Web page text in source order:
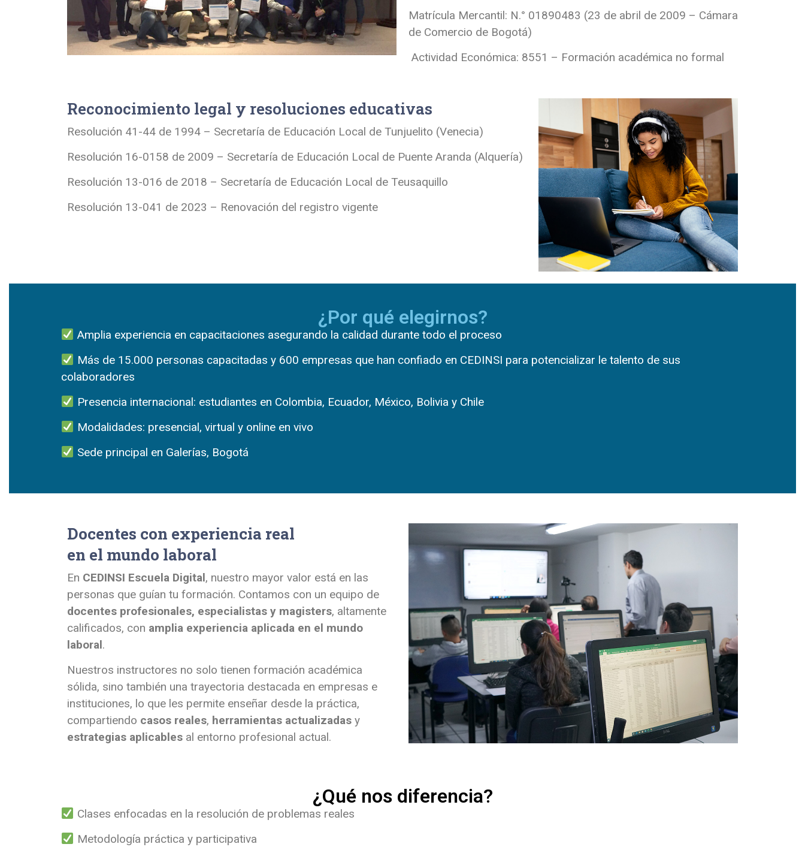
Matrícula Mercantil: N.° 01890483 (23 de abril de 2009 – Cámara
de Comercio de Bogotá)
Actividad Económica: 8551 – Formación académica no formal
Reconocimiento legal y resoluciones educativas
Resolución 41-44 de 1994 – Secretaría de Educación Local de Tunjuelito (Venecia)
Resolución 16-0158 de 2009 – Secretaría de Educación Local de Puente Aranda (Alquería)
Resolución 13-016 de 2018 – Secretaría de Educación Local de Teusaquillo
Resolución 13-041 de 2023 – Renovación del registro vigente
¿Por qué elegirnos?
Amplia experiencia en capacitaciones asegurando la calidad durante todo el proceso
Más de 15.000 personas capacitadas y 600 empresas que han confiado en CEDINSI para potencializar le talento de sus
colaboradores
Presencia internacional: estudiantes en Colombia, Ecuador, México, Bolivia y Chile
Modalidades: presencial, virtual y online en vivo
Sede principal en Galerías, Bogotá
Docentes con experiencia real
en el mundo laboral
En CEDINSI Escuela Digital, nuestro mayor valor está en las
personas que guían tu formación. Contamos con un equipo de
docentes profesionales, especialistas y magisters, altamente
calificados, con amplia experiencia aplicada en el mundo
laboral.
Nuestros instructores no solo tienen formación académica
sólida, sino también una trayectoria destacada en empresas e
instituciones, lo que les permite enseñar desde la práctica,
compartiendo casos reales, herramientas actualizadas y
estrategias aplicables al entorno profesional actual.
¿Qué nos diferencia?
Clases enfocadas en la resolución de problemas reales
Metodología práctica y participativa